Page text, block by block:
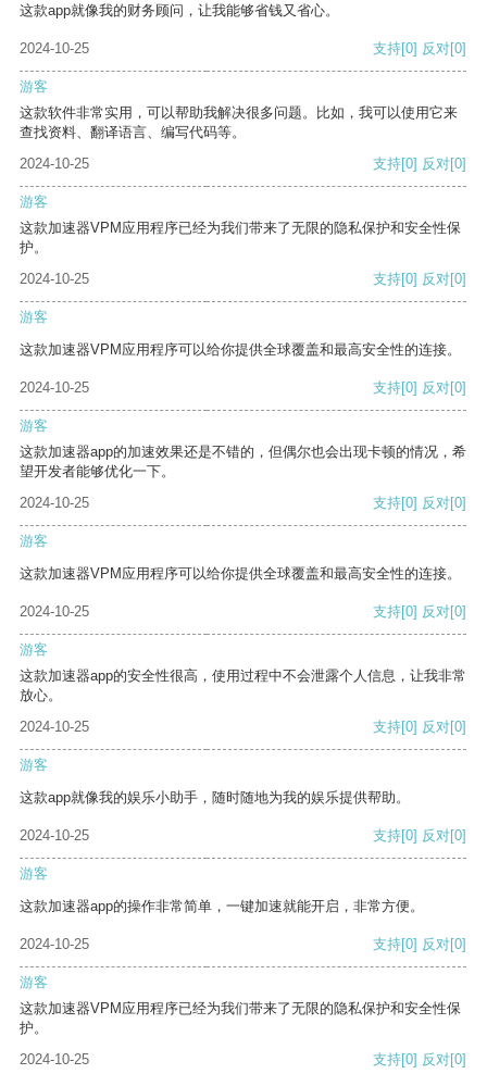
这款app就像我的财务顾问，让我能够省钱又省心。
2024-10-25 支持[0] 反对[0]
游客
这款软件非常实用，可以帮助我解决很多问题。比如，我可以使用它来
查找资料、翻译语言、编写代码等。
2024-10-25
支持[0] 反对[0]
游客
这款加速器VPM应用程序已经为我们带来了无限的隐私保护和安全性保
护。
2024-10-25
支持[0] 反对[0]
游客
这款加速器VPM应用程序可以给你提供全球覆盖和最高安全性的连接。
2024-10-25 支持[0] 反对[0]
游客
这款加速器app的加速效果还是不错的，但偶尔也会出现卡顿的情况，希
望开发者能够优化一下。
2024-10-25
支持[0] 反对[0]
游客
这款加速器VPM应用程序可以给你提供全球覆盖和最高安全性的连接。
2024-10-25 支持[0] 反对[0]
游客
这款加速器app的安全性很高，使用过程中不会泄露个人信息，让我非常
放心。
2024-10-25
支持[0] 反对[0]
游客
这款app就像我的娱乐小助手，随时随地为我的娱乐提供帮助。
2024-10-25 支持[0] 反对[0]
游客
这款加速器app的操作非常简单，一键加速就能开启，非常方便。
2024-10-25 支持[0] 反对[0]
游客
这款加速器VPM应用程序已经为我们带来了无限的隐私保护和安全性保
护。
2024-10-25
支持[0] 反对[0]